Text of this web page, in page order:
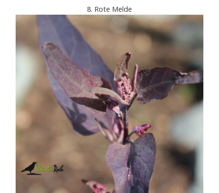
8. Rote Melde